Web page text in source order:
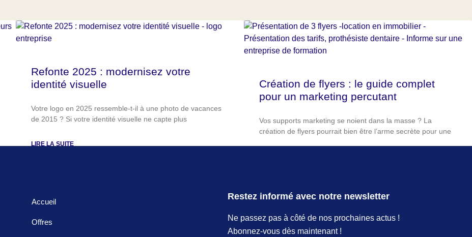
Refonte 2025 : modernisez votre
identité visuelle
Votre logo en 2025 ressemble-t-il à une photo de vacances
de 2015 ? Si votre identité visuelle ne capte plus
LIRE LA SUITE
Création de flyers : le guide complet
pour un marketing percutant
Vos supports marketing se noient dans la masse ? La
création de flyers pourrait bien être l’arme secrète pour une
Accueil
Offres
Restez informé avec notre newsletter
Ne passez pas à côté de nos prochaines actus !
Abonnez-vous dès maintenant !